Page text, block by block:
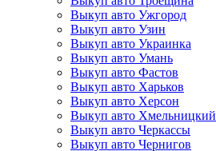
Выкуп авто Ужгород
Выкуп авто Узин
Выкуп авто Украинка
Выкуп авто Умань
Выкуп авто Фастов
Выкуп авто Харьков
Выкуп авто Херсон
Выкуп авто Хмельницкий
Выкуп авто Черкассы
Выкуп авто Чернигов